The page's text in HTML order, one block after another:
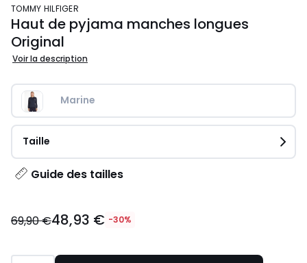
TOMMY HILFIGER
Haut de pyjama manches longues
Original
Voir la description
Marine
Taille
Guide des tailles
€
69,90 €48,93 € -30%